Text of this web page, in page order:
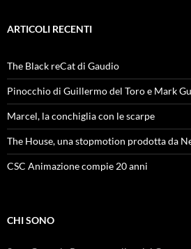
ARTICOLI RECENTI
The Black reCat di Gaudio
Pinocchio di Guillermo del Toro e Mark
Marcel, la conchiglia con le scarpe
The House, una stopmotion prodotta da
CSC Animazione compie 20 anni
CHI SONO